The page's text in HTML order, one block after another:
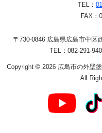
TEL：
FAX：
〒730-0846 広島県広島市中区
TEL：082-291-
Copyright © 2026 広島市の外壁
All